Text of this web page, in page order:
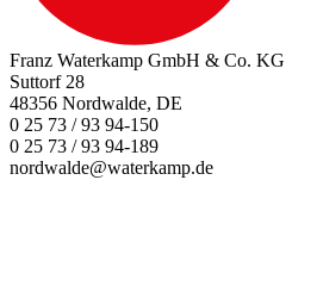
Franz Waterkamp GmbH & Co. KG
Suttorf 28
48356 Nordwalde, DE
0 25 73 / 93 94-150
0 25 73 / 93 94-189
nordwalde@waterkamp.de